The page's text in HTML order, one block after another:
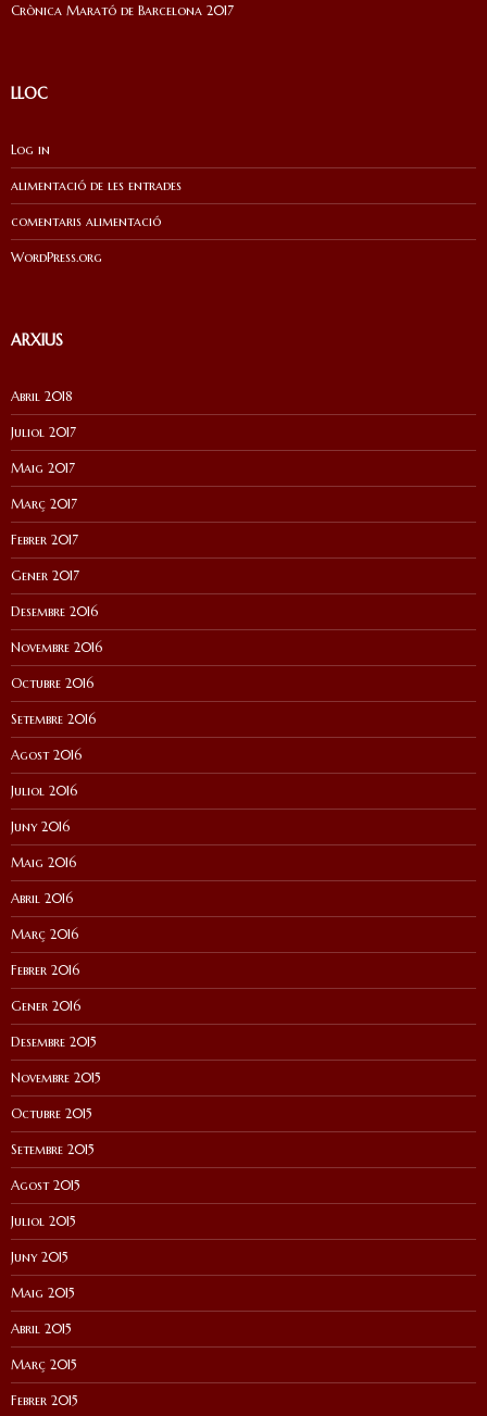
Crònica Marató de Barcelona 2017
LLOC
Log in
alimentació de les entrades
comentaris alimentació
WordPress.org
ARXIUS
Abril 2018
Juliol 2017
Maig 2017
Març 2017
Febrer 2017
Gener 2017
Desembre 2016
Novembre 2016
Octubre 2016
Setembre 2016
Agost 2016
Juliol 2016
Juny 2016
Maig 2016
Abril 2016
Març 2016
Febrer 2016
Gener 2016
Desembre 2015
Novembre 2015
Octubre 2015
Setembre 2015
Agost 2015
Juliol 2015
Juny 2015
Maig 2015
Abril 2015
Març 2015
Febrer 2015